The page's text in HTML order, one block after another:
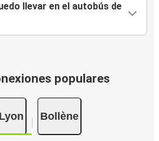
llevar en el autobús de
populares
Lyon Bollène